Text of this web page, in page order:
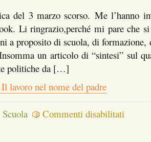
del 3 marzo scorso. Me l’hanno
Li ringrazio,perché mi pare che
a proposito di scuola, di
un articolo di “sintesi” sul
politiche da […]
lavoro nel nome del padre
Scuola Commenti disabilitatisu
Il